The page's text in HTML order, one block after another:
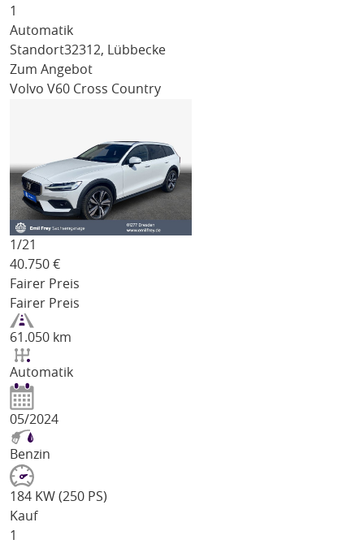
1
Automatik
Standort32312, Lübbecke
Zum Angebot
Volvo V60 Cross Country
1/21
40.750 €
Fairer Preis
Fairer Preis
61.050 km
Automatik
05/2024
Benzin
184 KW (250 PS)
Kauf
1